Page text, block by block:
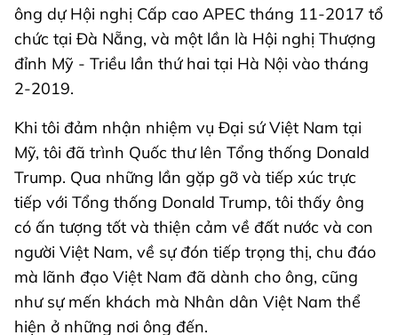
ông dự Hội nghị Cấp cao APEC tháng 11-2017 tổ
chức tại Đà Nẵng, và một lần là Hội nghị Thượng
đỉnh Mỹ - Triều lần thứ hai tại Hà Nội vào tháng
2-2019.
Khi tôi đảm nhận nhiệm vụ Đại sứ Việt Nam tại
Mỹ, tôi đã trình Quốc thư lên Tổng thống Donald
Trump. Qua những lần gặp gỡ và tiếp xúc trực
tiếp với Tổng thống Donald Trump, tôi thấy ông
có ấn tượng tốt và thiện cảm về đất nước và con
người Việt Nam, về sự đón tiếp trọng thị, chu đáo
mà lãnh đạo Việt Nam đã dành cho ông, cũng
như sự mến khách mà Nhân dân Việt Nam thể
hiện ở những nơi ông đến.